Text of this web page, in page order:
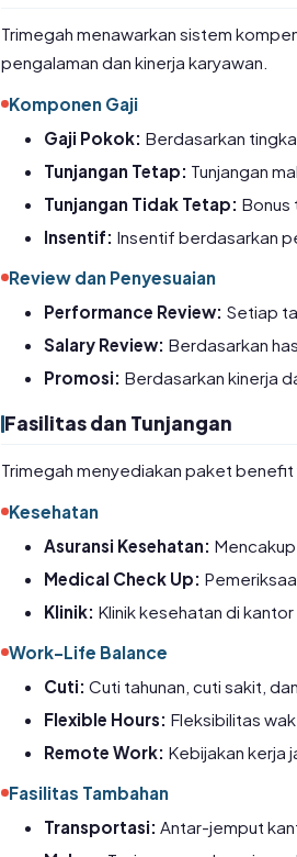
Trimegah menawarkan sistem
pengalaman dan kinerja karyawan.
Komponen Gaji
Gaji Pokok: Berdasarkan
Tunjangan Tetap: Tunjangan
Tunjangan Tidak Tetap: Bonus
Insentif: Insentif berdasarkan
Review dan Penyesuaian
Performance Review: Setiap
Salary Review: Berdasarkan
Promosi: Berdasarkan kinerja
Fasilitas dan Tunjangan
Trimegah menyediakan paket
Kesehatan
Asuransi Kesehatan:
Medical Check Up:
Klinik: Klinik kesehatan di
Work-Life Balance
Cuti: Cuti tahunan, cuti sakit,
Flexible Hours: Fleksibilitas
Remote Work: Kebijakan kerja
Fasilitas Tambahan
Transportasi: Antar-jemput